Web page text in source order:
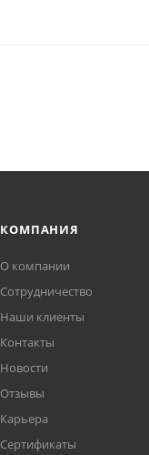
КОМПАНИЯ
О компании
Сотрудничество
Наши клиенты
Контакты
Новости
Отзывы
Карьера
Сертификаты